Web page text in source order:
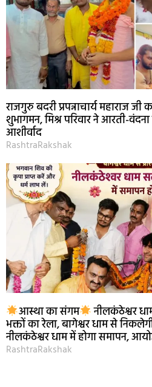
राजगुरु बदरी प्रपन्नाचार्य महाराज
शुभागमन, मिश्र परिवार ने आरती-
आशीर्वाद
RashtraRakshak
आस्था का संगम नीलकंठेश्वर
भक्तों का रेला, बागेश्वर धाम से
नीलकंठेश्वर धाम में होगा समापन,
RashtraRakshak